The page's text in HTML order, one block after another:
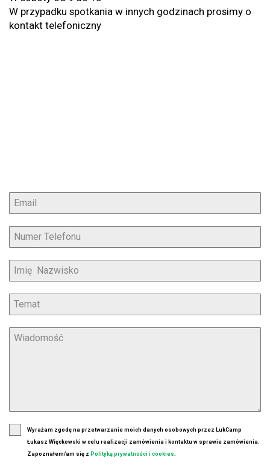
W przypadku spotkania w innych godzinach prosimy o
kontakt telefoniczny
Wyrażam zgodę na przetwarzanie moich danych osobowych przez LukCamp
Łukasz Więckowski w celu realizacji zamówienia i kontaktu w sprawie zamówienia.
Zapoznałem/am się z Polityką prywatności i cookies.